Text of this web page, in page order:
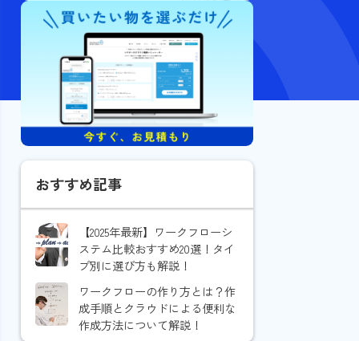
おすすめ記事
【2025年最新】ワークフローシ
ステム比較おすすめ20選！タイ
プ別に選び方も解説！